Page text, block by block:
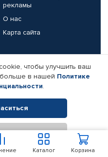
Корзина
Каталог
рекламы
О нас
Карта сайта
Реквизиты компании
Все права защищены.
Автопрофи.
чтобы улучшить ваш
больше в нашей Политике
.
В корзину